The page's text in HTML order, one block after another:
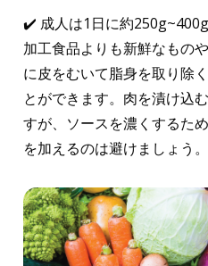
成人は1日に約
加工食品よりも新鮮なもの
に皮をむいて脂身を取り除
とができます。肉を漬け込
すが、ソースを濃くするた
を加えるのは避けましょう。